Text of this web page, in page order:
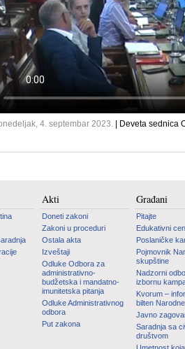
4. septembar 2023. | Deveta
Akti
Doneti zakoni
Zakoni u proceduri
Ostala akta
Izveštaji
Odluke Odbora za
administrativno-
budžetska i mandatno-
imunitetska pitanja
Odluke Administrativnog
odbora
Put zakona
Građani
Pitajte
Edukativni
Poslaničke
Pojmovnik
skupštine
Nadzorni
izbornu
Kvorum –
bilten
Javno
Saradnja sa
društvom